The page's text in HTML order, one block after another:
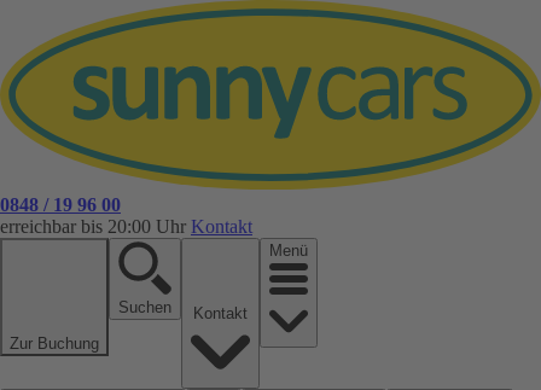
0848 / 19 96 00
erreichbar bis 20:00 Uhr Kontakt
Zur Buchung
Suchen
Menü